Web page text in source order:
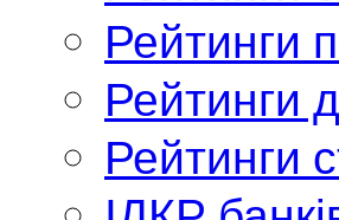
Рейтинги
Рейтинги
Рейтинги